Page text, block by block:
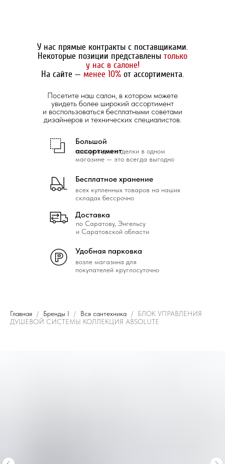
возле магазина для
покупателей круглосуточно
Удобная парковка
всех купленных товаров на наших
складах бессрочно
Бесплатное хранение
товаров для отделки в одном
магазине — это всегда выгодно
Большой
ассортимент
по Саратову, Энгельсу
и Саратовской области
Доставка
У нас прямые контракты с поставщиками.
Некоторые позиции представлены только
у нас в салоне!
На сайте — менее 10% от ассортимента.
Посетите наш салон, в котором можете
увидеть более широкий ассортимент
и воспользоваться бесплатными советами
дизайнеров и технических специалистов.
Главная Бренды I Вся сантехника
БЛОК УПРАВЛЕНИЯ
ДУШЕВОЙ СИСТЕМЫ КОЛЛЕКЦИЯ ABSOLUTE